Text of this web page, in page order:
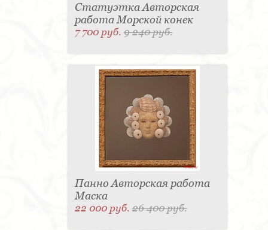
Статуэтка Авторская
работа Морской конек
7 700 руб.9 240 руб.
Панно Авторская работа
Маска
22 000 руб.26 400 руб.